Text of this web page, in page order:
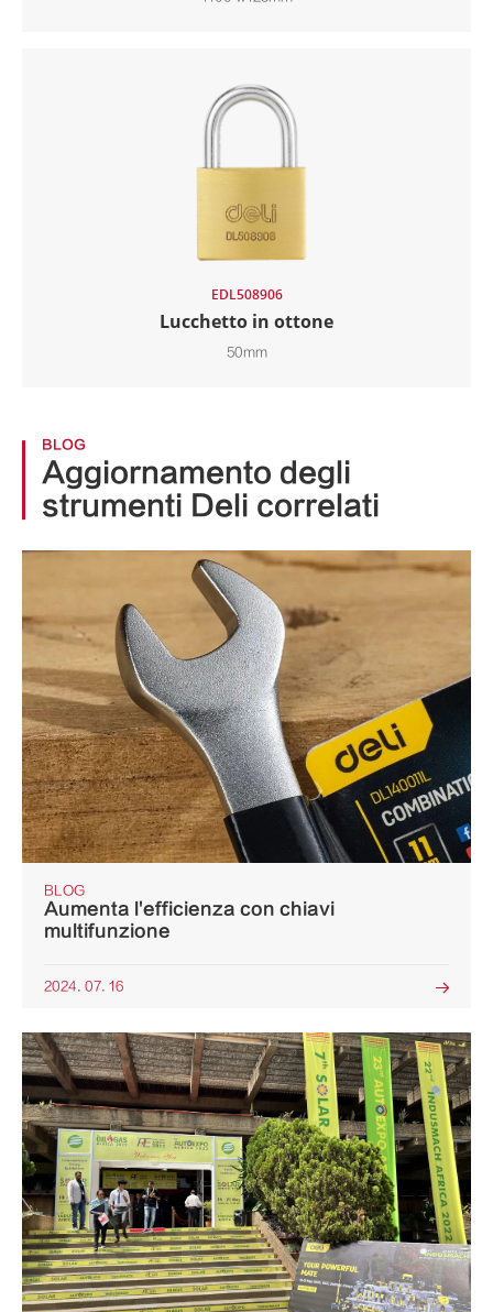
EDL508906
Lucchetto in ottone
50mm
BLOG
Aggiornamento degli
strumenti Deli correlati
BLOG
Aumenta l'efficienza con chiavi
multifunzione
2024. 07. 16 